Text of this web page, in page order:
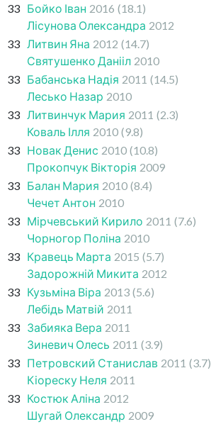
33 Бойко Іван 2016 (18.1)
Лісунова Олександра 2012
33
Литвин Яна 2012 (14.7)
Святушенко Данііл 2010
33 Бабанська Надія 2011 (14.5)
Лесько Назар 2010
33
Литвинчук Мария 2011 (2.3)
Коваль Ілля 2010 (9.8)
33 Новак Денис 2010 (10.8)
Прокопчук Вікторія 2009
33 Балан Мария 2010 (8.4)
Чечет Антон 2010
33 Мірчевський Кирило 2011 (7.6)
Чорногор Поліна 2010
33 Кравець Марта 2015 (5.7)
Задорожній Микита 2012
33 Кузьміна Віра 2013 (5.6)
Лебідь Матвій 2011
33 Забияка Вера 2011
Зиневич Олесь 2011 (3.9)
33 Петровский Станислав 2011 (3.7)
Кіореску Неля 2011
33 Костюк Аліна 2012
Шугай Олександр 2009